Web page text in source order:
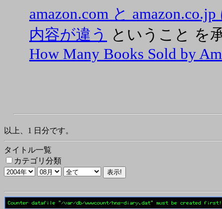
amazon.com と
内容が違う
ということ を
How Many Books Sold by
以上、1 日分です。
タイトル一覧
カテゴリ分類